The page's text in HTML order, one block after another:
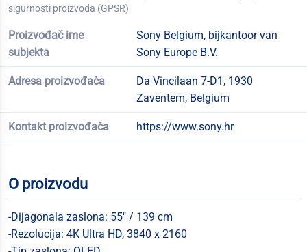
sigurnosti proizvoda (GPSR)
Proizvođač ime
subjekta
Sony Belgium, bijkantoor van
Sony Europe B.V.
Adresa proizvođača
Da Vincilaan 7-D1, 1930
Zaventem, Belgium
Kontakt proizvođača https://www.sony.hr
O proizvodu
-Dijagonala zaslona: 55" / 139 cm
-Rezolucija: 4K Ultra HD, 3840 x 2160